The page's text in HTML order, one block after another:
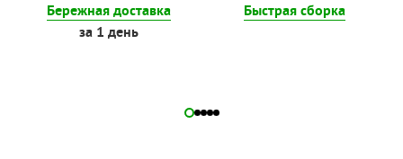
Бережная доставка
за 1 день
Быстрая сборка